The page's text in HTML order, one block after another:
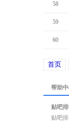
58
59
60
首页
帮助
贴吧
贴吧